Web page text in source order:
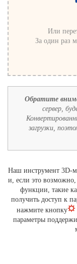
Или
За один раз
Обратите
сервер,
загрузки,
Наш инструмент 3D-
и, если это возможно,
функции, такие
получить доступ к
нажмите кнопку
параметры